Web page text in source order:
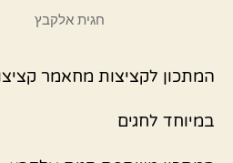
חגית אלקבץ
המתכון לקציצות מחאמר
במיוחד לחגים